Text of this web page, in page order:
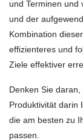
und Terminen und
und der
Kombination
effizienteres und
Ziele effektiver
Denken Sie
Produktivität darin
die am besten zu
passen.